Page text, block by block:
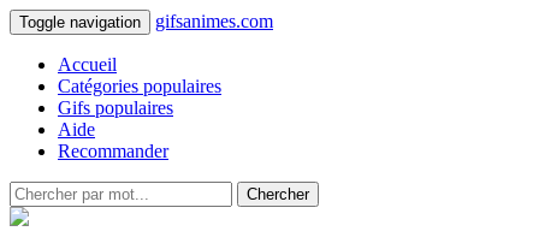
Toggle navigation gifsanimes.com
Accueil
Catégories populaires
Gifs populaires
Aide
Recommander
Chercher